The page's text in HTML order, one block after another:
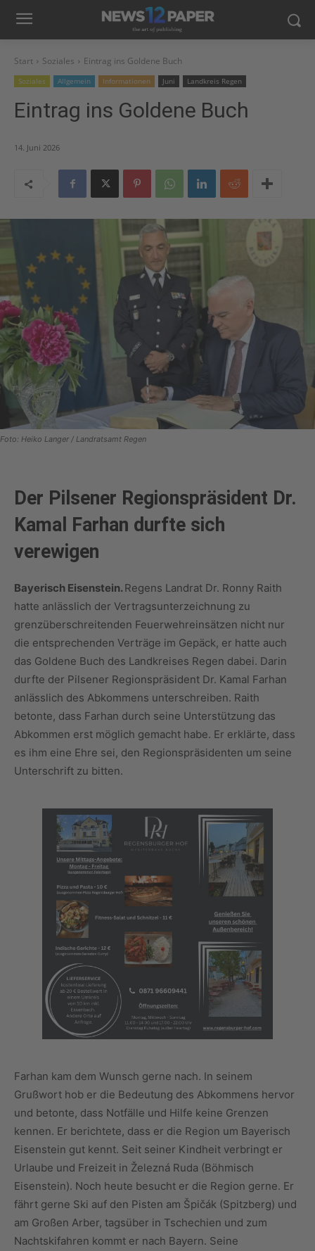
Start Soziales Eintrag ins Goldene Buch
Soziales Allgemein Informationen Juni Landkreis Regen
Eintrag ins Goldene Buch
14. Juni 2026
Foto: Heiko Langer / Landratsamt Regen
Der Pilsener Regionspräsident Dr.
Kamal Farhan durfte sich
verewigen
Bayerisch Eisenstein. Regens Landrat Dr. Ronny Raith
hatte anlässlich der Vertragsunterzeichnung zu
grenzüberschreitenden Feuerwehreinsätzen nicht nur
die entsprechenden Verträge im Gepäck, er hatte auch
das Goldene Buch des Landkreises Regen dabei. Darin
durfte der Pilsener Regionspräsident Dr. Kamal Farhan
anlässlich des Abkommens unterschreiben. Raith
betonte, dass Farhan durch seine Unterstützung das
Abkommen erst möglich gemacht habe. Er erklärte, dass
es ihm eine Ehre sei, den Regionspräsidenten um seine
Unterschrift zu bitten.
Farhan kam dem Wunsch gerne nach. In seinem
Grußwort hob er die Bedeutung des Abkommens hervor
und betonte, dass Notfälle und Hilfe keine Grenzen
kennen. Er berichtete, dass er die Region um Bayerisch
Eisenstein gut kennt. Seit seiner Kindheit verbringt er
Urlaube und Freizeit in Železná Ruda (Böhmisch
Eisenstein). Noch heute besucht er die Region gerne. Er
fährt gerne Ski auf den Pisten am Špičák (Spitzberg) und
am Großen Arber, tagsüber in Tschechien und zum
Nachtskifahren kommt er nach Bayern. Seine